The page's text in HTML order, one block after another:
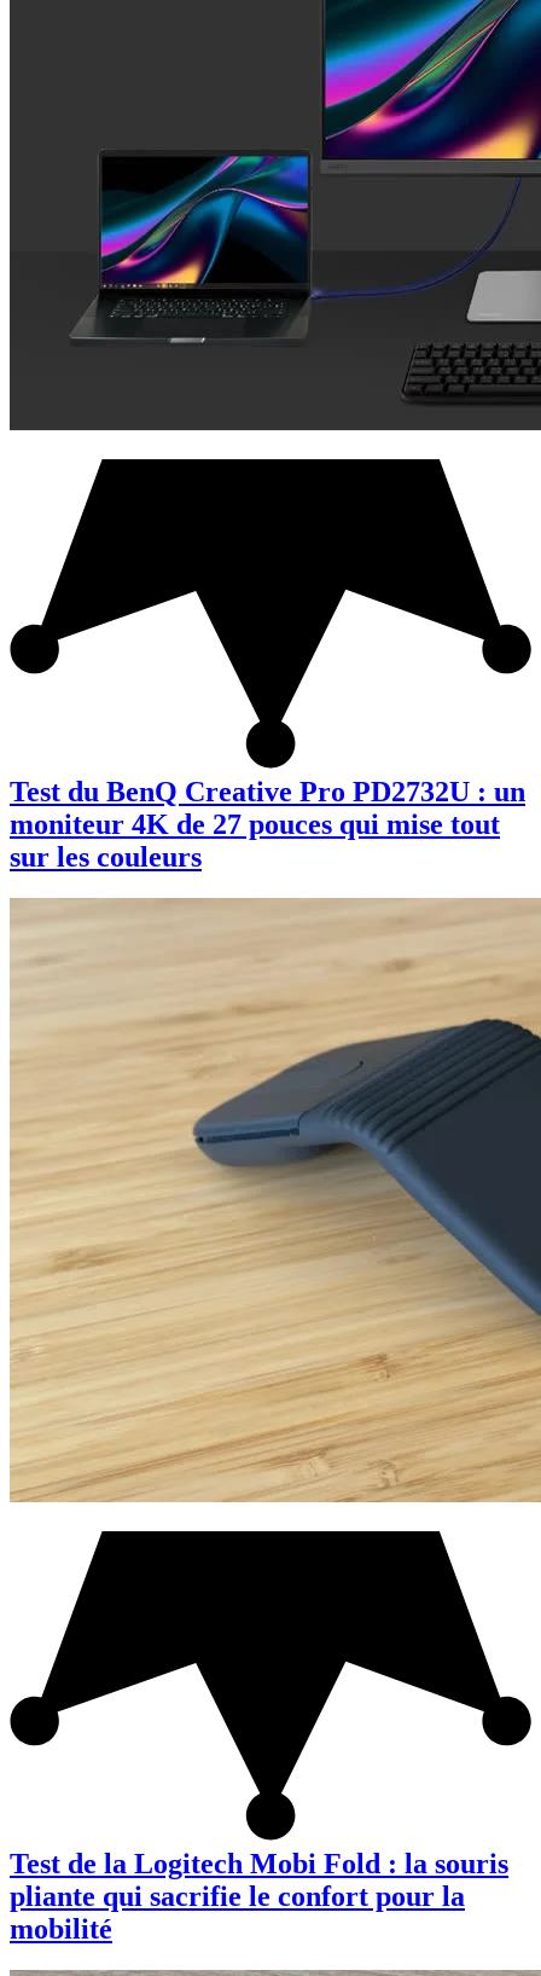
Test du BenQ Creative Pro PD2732U : un
moniteur 4K de 27 pouces qui mise tout
sur les couleurs
Test de la Logitech Mobi Fold : la souris
pliante qui sacrifie le confort pour la
mobilité